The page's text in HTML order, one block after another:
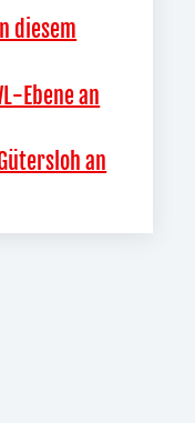
diesem
Ebene an
an